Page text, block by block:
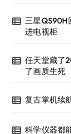
三星QS90H
进电视柜
任天堂藏了
了画质生死
复古掌机续
科学仪器都